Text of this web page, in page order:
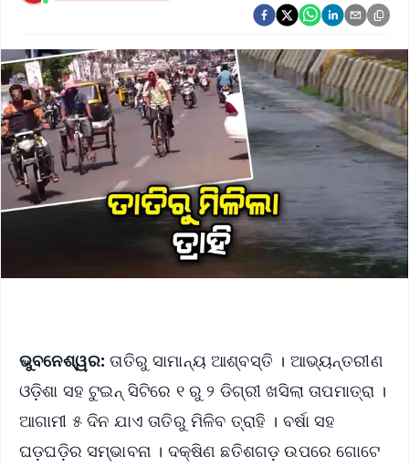
Argus Swaad Odisha
Argus Chalo Dekhein Apna Desh
ଭୁବନେଶ୍ୱର: ତାତିରୁ ସାମାନ୍ୟ ଆଶ୍ବସ୍ତି । ଆଭ୍ୟନ୍ତରୀଣ
ଓଡ଼ିଶା ସହ ଟୁଇନ୍ ସିଟିରେ ୧ ରୁ ୨ ଡିଗ୍ରୀ ଖସିଲା ତାପମାତ୍ରା ।
ଆଗାମୀ ୫ ଦିନ ଯାଏ ତାତିରୁ ମିଳିବ ତ୍ରାହି । ବର୍ଷା ସହ
ଘଡ଼ଘଡ଼ିର ସମ୍ଭାବନା । ଦକ୍ଷିଣ ଛତିଶଗଡ଼ ଉପରେ ଗୋଟେ